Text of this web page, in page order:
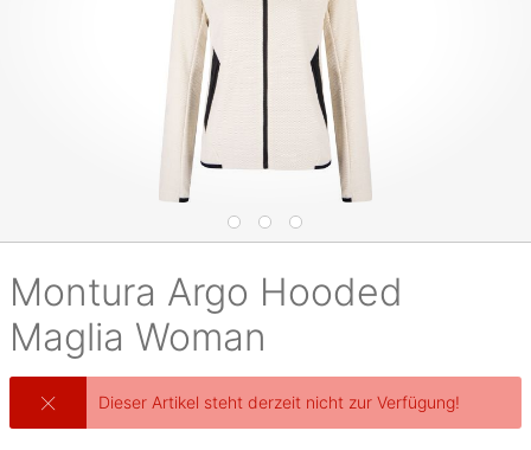
Montura Argo Hooded
Maglia Woman
Dieser Artikel steht derzeit nicht zur Verfügung!